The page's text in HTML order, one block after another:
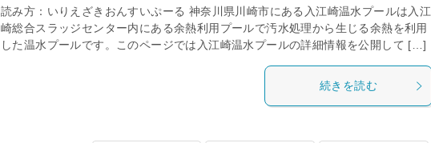
読み方：いりえざきおんすいぷーる 神奈川県川崎市にある入江崎温水プールは入江
崎総合スラッジセンター内にある余熱利用プールで汚水処理から生じる余熱を利用
した温水プールです。このページでは入江崎温水プールの詳細情報を公開して […]
続きを読む